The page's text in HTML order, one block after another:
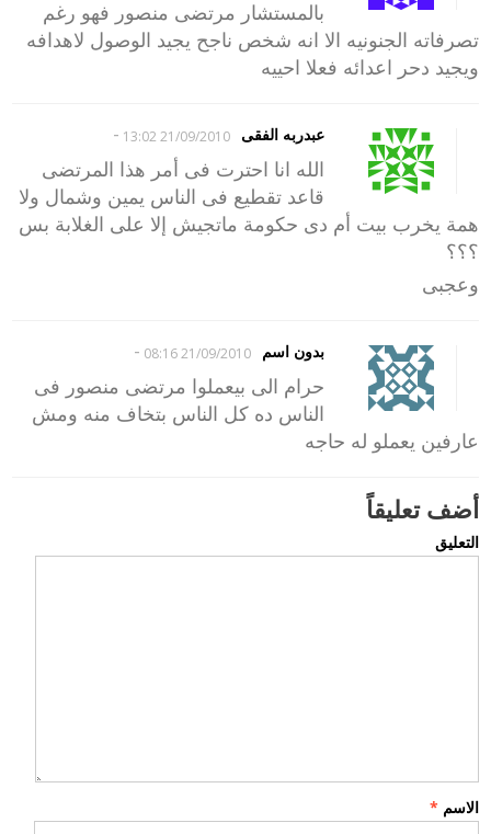
بالمستشار مرتضى منصور فهو رغم
تصرفاته الجنونيه الا انه شخص ناجح يجيد الوصول لاهدافه
ويجيد دحر اعدائه فعلا احييه
عبدربه الفقى 21/09/2010 13:02
-
الله انا احترت فى أمر هذا المرتضى
قاعد تقطيع فى الناس يمين وشمال ولا
همة يخرب بيت أم دى حكومة ماتجيش إلا على الغلابة بس
؟؟؟
وعجبى
بدون اسم 21/09/2010 08:16
-
حرام الى بيعملوا مرتضى منصور فى
الناس ده كل الناس بتخاف منه ومش
عارفين يعملو له حاجه
أضف تعليقاً
التعليق
الاسم *